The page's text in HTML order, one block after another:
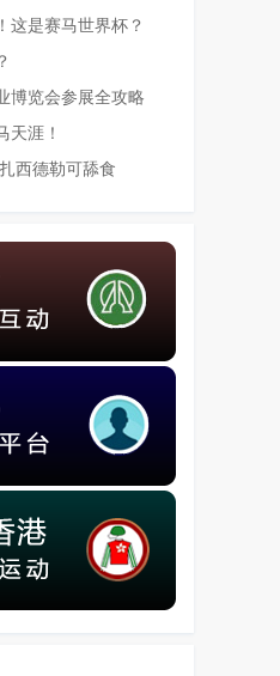
这是赛马世界杯？
博览会参展全攻略
天涯！
西德勒可舔食